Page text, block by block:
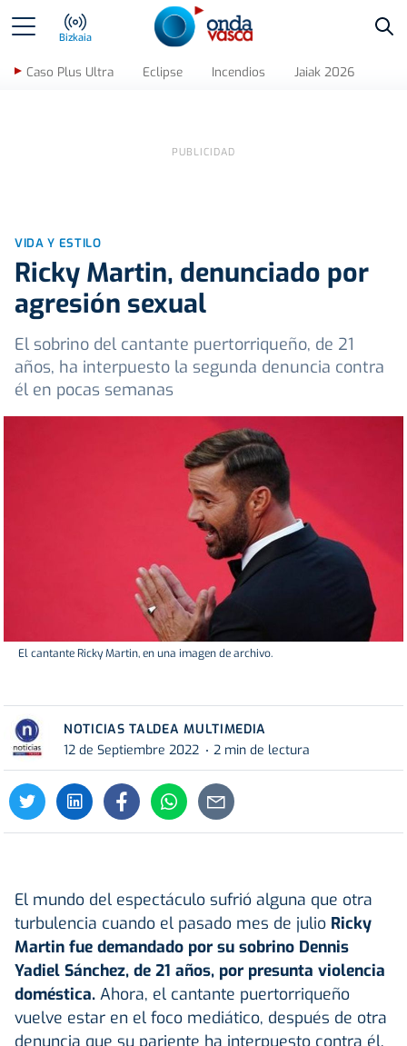
Bizkaia
Caso Plus Ultra Eclipse Incendios Jaiak 2026
VIDA Y ESTILO
Ricky Martin, denunciado por
agresión sexual
El sobrino del cantante puertorriqueño, de 21
años, ha interpuesto la segunda denuncia contra
él en pocas semanas
El cantante Ricky Martin, en una imagen de archivo.
NOTICIAS TALDEA MULTIMEDIA
12 de Septiembre 2022
2 min de lectura
El mundo del espectáculo sufrió alguna que otra
turbulencia cuando el pasado mes de julio Ricky
Martin fue demandado por su sobrino Dennis
Yadiel Sánchez, de 21 años, por presunta violencia
doméstica. Ahora, el cantante puertorriqueño
vuelve estar en el foco mediático, después de otra
denuncia que su pariente ha interpuesto contra él,